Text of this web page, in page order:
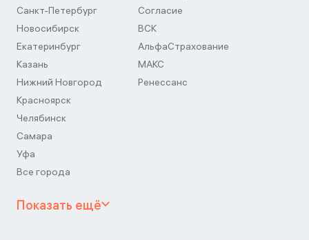
Санкт-Петербург
Новосибирск
Екатеринбург
Казань
Нижний Новгород
Красноярск
Челябинск
Самара
Уфа
Все города
Согласие
ВСК
АльфаСтрахование
МАКС
Ренессанс
Показать ещё